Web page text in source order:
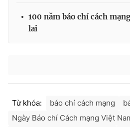
100 năm báo chí cách
lai
Từ khóa: báo chí cách mạng
Ngày Báo chí Cách mạng Việt